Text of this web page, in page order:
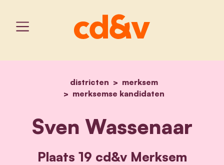
home
districten
merksem
merksemse kandidaten
sven wassenaar
Sven Wassenaar
Plaats 19 cd&v Merksem